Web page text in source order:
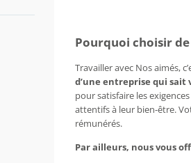
Pourquoi choisir
Travailler avec Nos aimés,
d’une entreprise qui sait
pour satisfaire les
attentifs à leur bien-être.
rémunérés.
Par ailleurs, nous vous